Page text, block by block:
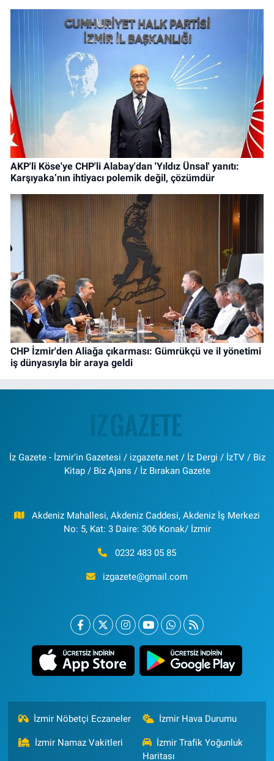
AKP'li Köse'ye CHP'li Alabay'dan 'Yıldız Ünsal' yanıtı:
Karşıyaka’nın ihtiyacı polemik değil, çözümdür
CHP İzmir'den Aliağa çıkarması: Gümrükçü ve il yönetimi
iş dünyasıyla bir araya geldi
İz Gazete - İzmir'in Gazetesi / izgazete.net / İz Dergi / İzTV / Biz
Kitap / Biz Ajans / İz Bırakan Gazete
Akdeniz Mahallesi, Akdeniz Caddesi, Akdeniz İş Merkezi
No: 5, Kat: 3 Daire: 306 Konak/ İzmir
0232 483 05 85
izgazete@gmail.com
İzmir Nöbetçi Eczaneler İzmir Hava Durumu
İzmir Namaz Vakitleri
İzmir Trafik Yoğunluk
Haritası